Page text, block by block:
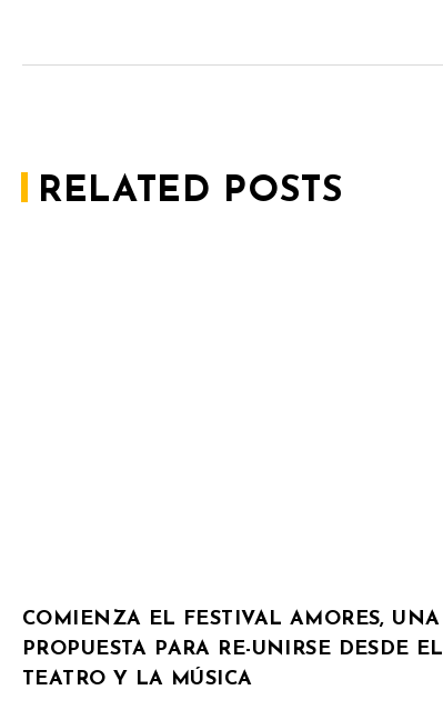
RELATED POSTS
COMIENZA EL FESTIVAL AMORES, UNA
PROPUESTA PARA RE-UNIRSE DESDE EL
TEATRO Y LA MÚSICA